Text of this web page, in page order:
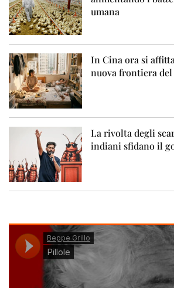
umana
In Cina ora si
nuova frontiera
La rivolta degli
indiani sfidano il